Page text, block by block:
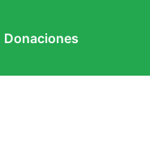
Donaciones